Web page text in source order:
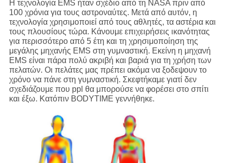
Η τεχνολογία EMS ήταν σχέδιο από τη NASA πριν από
100 χρόνια για τους αστροναύτες. Μετά από αυτόν, η
τεχνολογία χρησιμοποιεί από τους αθλητές, τα αστέρια και
τους πλουσίους τώρα. Κάνουμε επιχειρήσεις ικανότητας
για περισσότερο από 5 έτη και τη χρησιμοποίηση της
μεγάλης μηχανής EMS στη γυμναστική. Εκείνη η μηχανή
EMS είναι πάρα πολύ ακριβή και βαριά για τη χρήση των
πελατών. Οι πελάτες μας πρέπει ακόμα να ξοδεψουν το
χρόνο να πάνε στη γυμναστική. Σκεφτήκαμε γιατί δεν
σχεδιάζουμε που ppl θα μπορούσε να φορέσει στο σπίτι
και έξω. Κατόπιν BODYTIME γεννήθηκε.